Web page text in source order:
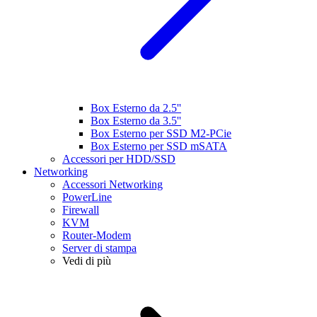
Box Esterno da 2.5''
Box Esterno da 3.5''
Box Esterno per SSD M2-PCie
Box Esterno per SSD mSATA
Accessori per HDD/SSD
Networking
Accessori Networking
PowerLine
Firewall
KVM
Router-Modem
Server di stampa
Vedi di più